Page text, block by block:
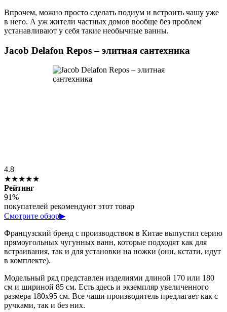
Впрочем, можно просто сделать подиум и встроить чашу уже
в него. А уж жители частных домов вообще без проблем
устанавливают у себя такие необычные ванны.
Jacob Delafon Repos – элитная сантехника
4.8
★★★★★
Рейтинг
91%
покупателей рекомендуют этот товар
Смотрите обзор▶
Французский бренд с производством в Китае выпустил серию
прямоугольных чугунных ванн, которые подходят как для
встраивания, так и для установки на ножки (они, кстати, идут
в комплекте).
Модельный ряд представлен изделиями длиной 170 или 180
см и шириной 85 см. Есть здесь и экземпляр увеличенного
размера 180х95 см. Все чаши производитель предлагает как с
ручками, так и без них.